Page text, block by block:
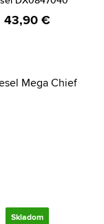
43,90 €
Skladom